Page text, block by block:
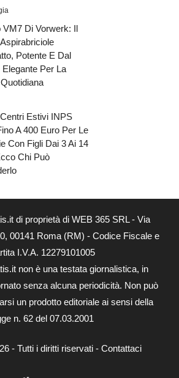
VM7 Di Vorwerk: Il
Potente E Dal
Elegante Per La
Estivi INPS
A 400 Euro Per Le
Con Figli Dai 3 Ai 14
Chi Può
di proprietà di WEB 365 SRL - Via
00141 Roma (RM) - Codice Fiscale e
I.V.A. 12279101005
non è una testata giornalistica, in
senza alcuna periodicità. Non può
un prodotto editoriale ai sensi della
n. 62 del 07.03.2001
- Tutti i diritti riservati - Contattaci